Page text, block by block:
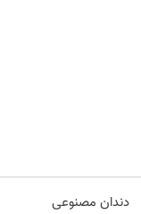
دندان مصنوعی